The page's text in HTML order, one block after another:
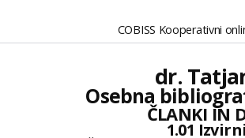
COBISS Kooperativni
dr.
Osebna
ČLANKI IN
1.01